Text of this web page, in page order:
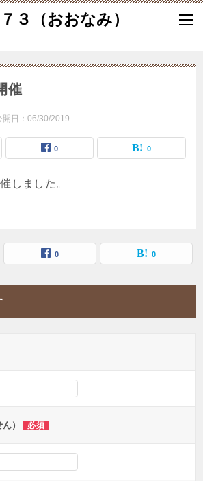
３（おおなみ）
催
開日： 06/30/2019
0 0
しました。
0 0
） 必須